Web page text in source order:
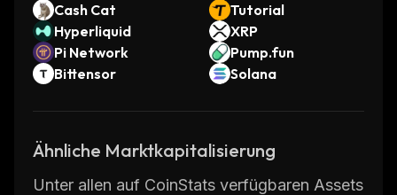
Cash Cat
Tutorial
Hyperliquid
XRP
Pi Network
Pump.fun
Bittensor
Solana
Ähnliche Marktkapitalisierung
Unter allen auf CoinStats verfügbaren Assets